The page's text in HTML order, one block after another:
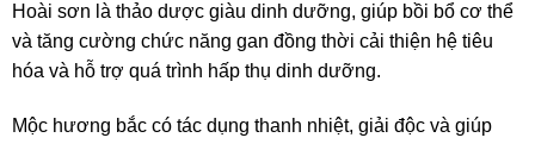
Hoài sơn là thảo dược giàu dinh dưỡng, giúp bồi bổ cơ thể
và tăng cường chức năng gan đồng thời cải thiện hệ tiêu
hóa và hỗ trợ quá trình hấp thụ dinh dưỡng.
Mộc hương bắc có tác dụng thanh nhiệt, giải độc và giúp